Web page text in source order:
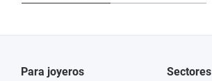
Para joyeros Sectores